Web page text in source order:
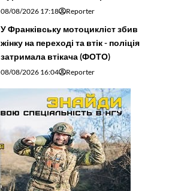
08/08/2026 17:18 Reporter
У Франківську мотоцикліст збив
жінку на переході та втік - поліція
затримала втікача (ФОТО)
08/08/2026 16:04 Reporter